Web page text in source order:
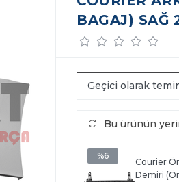
BAGAJ) SAĞ
Geçici olarak
Bu ürünün
Courier
Demiri
%6